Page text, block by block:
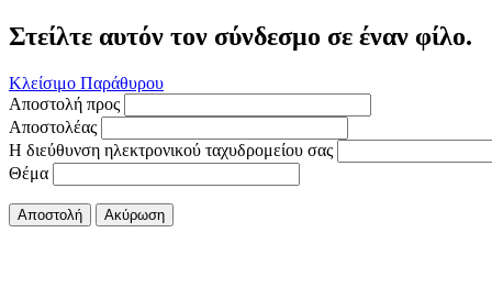
Στείλτε αυτόν τον σύνδεσμο σε έναν φίλο.
Κλείσιμο Παράθυρου
Αποστολή προς
Αποστολέας
Η διεύθυνση ηλεκτρονικού ταχυδρομείου σας
Θέμα
Αποστολή Ακύρωση